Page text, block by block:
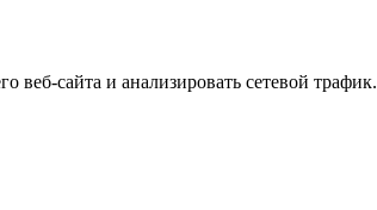
сайта и анализировать сетевой трафик.